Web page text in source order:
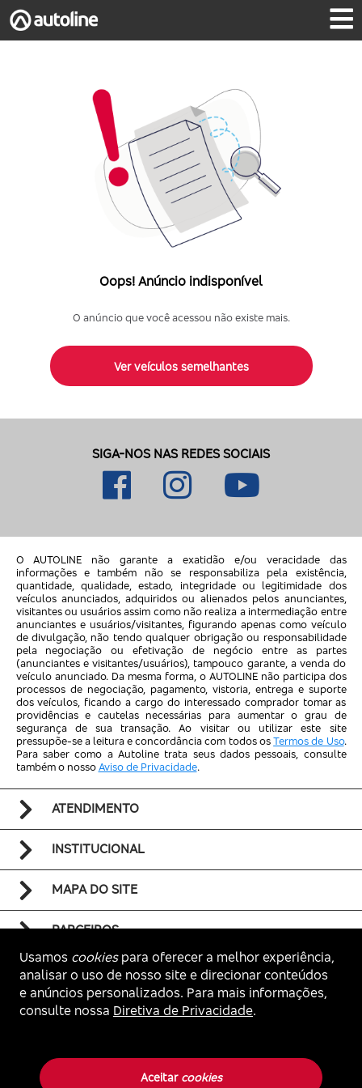
Oops! Anúncio indisponível
O anúncio que você acessou não existe mais.
Ver veículos semelhantes
SIGA-NOS NAS REDES SOCIAIS
O AUTOLINE não garante a exatidão e/ou veracidade das
informações e também não se responsabiliza pela existência,
quantidade, qualidade, estado, integridade ou legitimidade dos
veículos anunciados, adquiridos ou alienados pelos anunciantes,
visitantes ou usuários assim como não realiza a intermediação entre
anunciantes e usuários/visitantes, figurando apenas como veículo
de divulgação, não tendo qualquer obrigação ou responsabilidade
pela negociação ou efetivação de negócio entre as partes
(anunciantes e visitantes/usuários), tampouco garante, a venda do
veículo anunciado. Da mesma forma, o AUTOLINE não participa dos
processos de negociação, pagamento, vistoria, entrega e suporte
dos veículos, ficando a cargo do interessado comprador tomar as
providências e cautelas necessárias para aumentar o grau de
segurança de sua transação. Ao visitar ou utilizar este site
pressupõe-se a leitura e concordância com todos osTermos de Uso.
Para saber como a Autoline trata seus dados pessoais, consulte
também o nossoAviso de Privacidade.
ATENDIMENTO
INSTITUCIONAL
MAPA DO SITE
PARCEIROS
Voltar ao topo
Usamos cookiespara oferecer a melhor experiência,
analisar o uso de nosso site e direcionar conteúdos
e anúncios personalizados. Para mais informações,
consulte nossa Diretiva de Privacidade.
Aceitar cookies